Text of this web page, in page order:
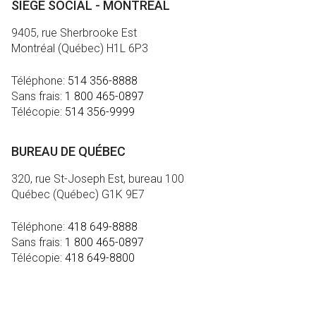
SIÈGE SOCIAL - MONTRÉAL
9405, rue Sherbrooke Est
Montréal (Québec) H1L 6P3
Téléphone: 514 356-8888
Sans frais: 1 800 465-0897
Télécopie: 514 356-9999
BUREAU DE QUÉBEC
320, rue St-Joseph Est, bureau 100
Québec (Québec) G1K 9E7
Téléphone: 418 649-8888
Sans frais: 1 800 465-0897
Télécopie: 418 649-8800